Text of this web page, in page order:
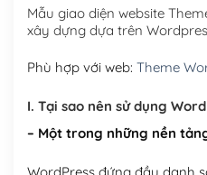
Hosting 2GB SSD (1
Hosting 3GB SSD (1
Hosting 5GB SSD (1
Hosting 8GB SSD (1
Mẫu giao diện website
xây dựng dựa trên
Phù hợp với web: Theme
I. Tại sao nên sử dụng
– Một trong những nền